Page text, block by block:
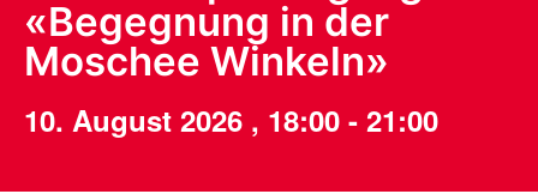
«Begegnung in der
Moschee Winkeln»
10. August 2026 , 18:00 - 21:00